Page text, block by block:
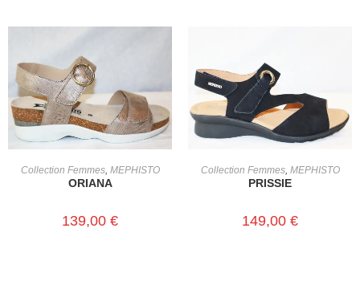
CHOIX DES OPTIONS
Collection Femmes, MEPHISTO
ORIANA
139,00 €
CHOIX DES OPTIONS
Collection Femmes, MEPHISTO
PRISSIE
149,00 €